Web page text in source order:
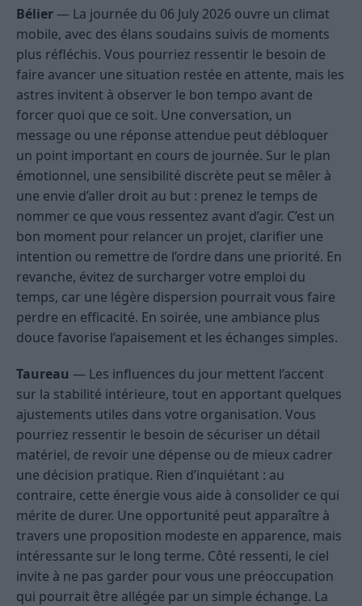
Bélier — La journée du 06 July 2026 ouvre un climat
mobile, avec des élans soudains suivis de moments
plus réfléchis. Vous pourriez ressentir le besoin de
faire avancer une situation restée en attente, mais les
astres invitent à observer le bon tempo avant de
forcer quoi que ce soit. Une conversation, un
message ou une réponse attendue peut débloquer
un point important en cours de journée. Sur le plan
émotionnel, une sensibilité discrète peut se mêler à
une envie d’aller droit au but : prenez le temps de
nommer ce que vous ressentez avant d’agir. C’est un
bon moment pour relancer un projet, clarifier une
intention ou remettre de l’ordre dans une priorité. En
revanche, évitez de surcharger votre emploi du
temps, car une légère dispersion pourrait vous faire
perdre en efficacité. En soirée, une ambiance plus
douce favorise l’apaisement et les échanges simples.
Taureau — Les influences du jour mettent l’accent
sur la stabilité intérieure, tout en apportant quelques
ajustements utiles dans votre organisation. Vous
pourriez ressentir le besoin de sécuriser un détail
matériel, de revoir une dépense ou de mieux cadrer
une décision pratique. Rien d’inquiétant : au
contraire, cette énergie vous aide à consolider ce qui
mérite de durer. Une opportunité peut apparaître à
travers une proposition modeste en apparence, mais
intéressante sur le long terme. Côté ressenti, le ciel
invite à ne pas garder pour vous une préoccupation
qui pourrait être allégée par un simple échange. La